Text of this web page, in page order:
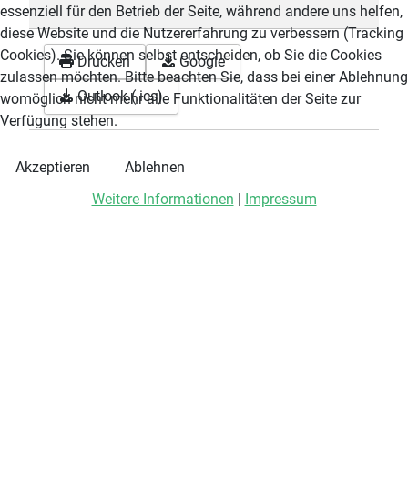
Drucken Google
Outlook (.ics)
essenziell für den Betrieb der Seite, während andere uns helfen,
diese Website und die Nutzererfahrung zu verbessern (Tracking
Cookies). Sie können selbst entscheiden, ob Sie die Cookies
zulassen möchten. Bitte beachten Sie, dass bei einer Ablehnung
womöglich nicht mehr alle Funktionalitäten der Seite zur
Verfügung stehen.
Akzeptieren
Ablehnen
Weitere Informationen | Impressum